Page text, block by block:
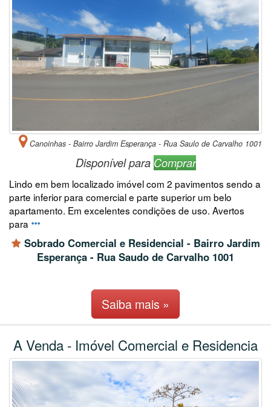
Canoinhas - Bairro Jardim Esperança - Rua Saulo de Carvalho 1001
Disponível para Comprar
Lindo em bem localizado imóvel com 2 pavimentos sendo a
parte inferior para comercial e parte superior um belo
apartamento. Em excelentes condições de uso. Avertos
para
Sobrado Comercial e Residencial - Bairro Jardim
Esperança - Rua Saudo de Carvalho 1001
Saiba mais »
A Venda - Imóvel Comercial e Residencia